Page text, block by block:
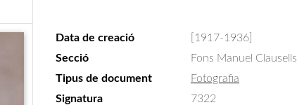
Data de creació
[1917-1936]
Secció
Fons Manuel Clausells
Tipus de document
Fotografia
Signatura
7322